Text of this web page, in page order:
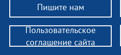
Пишите нам
Пользовательское
соглашение сайта